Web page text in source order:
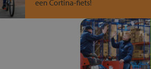
een Cortina-fiets!